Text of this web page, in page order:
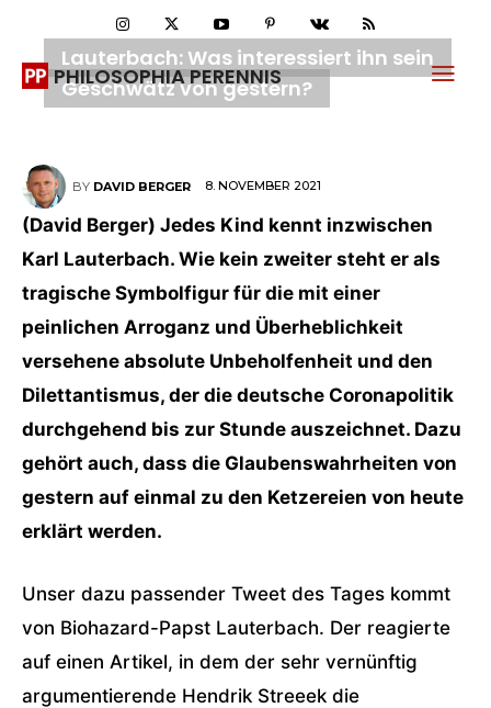
PHILOSOPHIA PERENNIS
Lauterbach: Was interessiert ihn sein
Geschwätz von gestern?
BY DAVID BERGER 8. NOVEMBER 2021
(David Berger) Jedes Kind kennt inzwischen
Karl Lauterbach. Wie kein zweiter steht er als
tragische Symbolfigur für die mit einer
peinlichen Arroganz und Überheblichkeit
versehene absolute Unbeholfenheit und den
Dilettantismus, der die deutsche Coronapolitik
durchgehend bis zur Stunde auszeichnet. Dazu
gehört auch, dass die Glaubenswahrheiten von
gestern auf einmal zu den Ketzereien von heute
erklärt werden.
Unser dazu passender Tweet des Tages kommt
von Biohazard-Papst Lauterbach. Der reagierte
auf einen Artikel, in dem der sehr vernünftig
argumentierende Hendrik Streeek die